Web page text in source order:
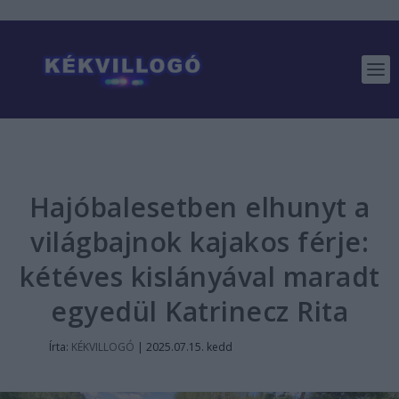
Hajóbalesetben elhunyt a
világbajnok kajakos férje:
kétéves kislányával maradt
egyedül Katrinecz Rita
Írta: KÉKVILLOGÓ | 2025.07.15. kedd